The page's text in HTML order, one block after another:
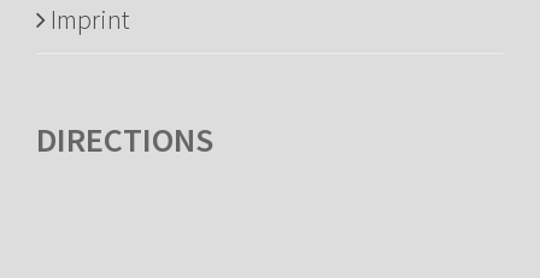
Imprint
DIRECTIONS